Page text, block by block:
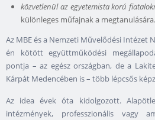
közvetlenül az egyetemista korú
különleges műfajnak a megtanulására.
Az MBE és a Nemzeti Művelődési Intézet
én kötött együttműködési
pontja – az egész országban, de a
Kárpát Medencében is – több lépcsős
Az idea évek óta kidolgozott.
intézmények, professzionális vagy